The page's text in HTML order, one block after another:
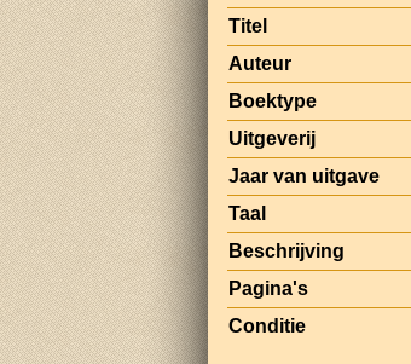
Titel
Auteur
Boektype
Uitgeverij
Jaar van uitgave
Taal
Beschrijving
Pagina's
Conditie